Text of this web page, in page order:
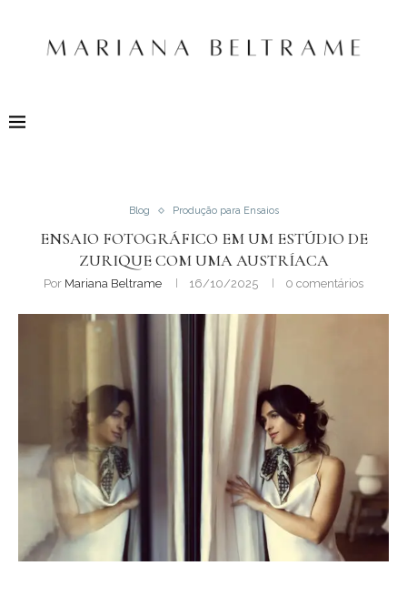
Blog Produção para Ensaios
ENSAIO FOTOGRÁFICO EM UM ESTÚDIO DE
ZURIQUE COM UMA AUSTRÍACA
Por Mariana Beltrame 16/10/2025 0 comentários